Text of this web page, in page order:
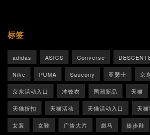
标签
adidas ASICS Converse
Nike PUMA Saucony 亚瑟士 京
京东活动入口 冲锋衣 国潮新品 天猫
天猫折扣 天猫活动 天猫活动入口 天
女装 女鞋 广告大片 彪马 徒步鞋